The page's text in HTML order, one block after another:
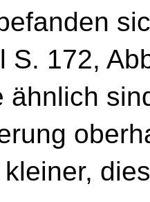
S. 172,
ähnlich